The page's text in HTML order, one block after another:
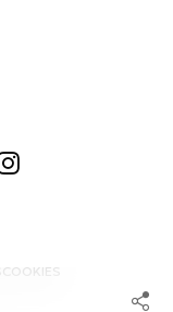
COOKIES